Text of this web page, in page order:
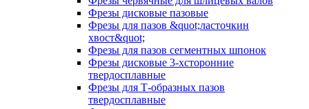
Фрезы дисковые пазовые
Фрезы для пазов &quot;ласточкин
хвост&quot;
Фрезы для пазов сегментных шпонок
Фрезы дисковые 3-хсторонние
твердосплавные
Фрезы для Т-образных пазов
твердосплавные